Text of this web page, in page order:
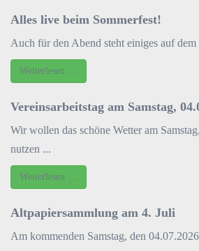
Alles live beim Sommerfest!
Auch für den Abend steht einiges auf
Weiterlesen …
Vereinsarbeitstag am Samstag,
Wir wollen das schöne Wetter am
nutzen ...
Weiterlesen …
Altpapiersammlung am 4. Juli
Am kommenden Samstag, den